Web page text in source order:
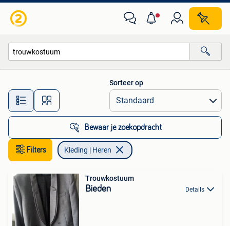
Alle afstanden…
Sorteer op
Bewaar je zoekopdracht
Filters Kleding | Heren
Trouwkostuum
Bieden Details